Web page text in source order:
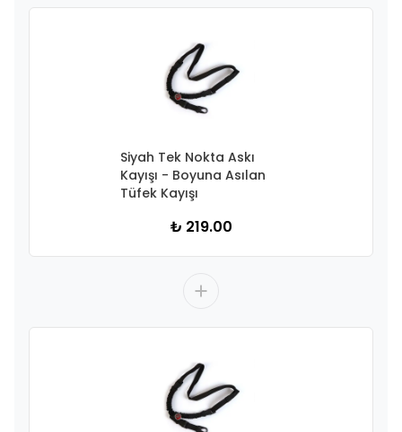
Siyah Tek Nokta Askı
Kayışı - Boyuna Asılan
Tüfek Kayışı
₺ 219.00